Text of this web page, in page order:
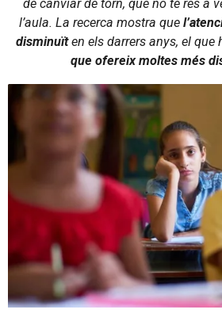
de canviar de torn, que no té res a
l’aula. La recerca mostra que
disminuïten els darrers anys, el que
que ofereix moltes més